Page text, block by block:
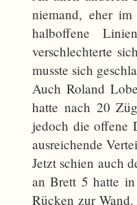
niemand, eher
halboffene
verschlechterte
musste sich
Auch Roland
hatte nach 20
jedoch die offene
ausreichende
Jetzt schien auch
an Brett 5 hatte
Rücken zur